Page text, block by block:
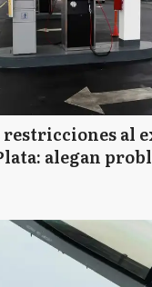
restricciones al
alegan